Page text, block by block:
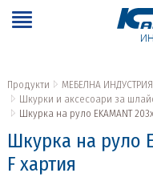
Продукти
МЕБЕЛНА
Шкурки и аксесоари за
Шкурка на руло EKAMANT
Шкурка на руло
F хартия